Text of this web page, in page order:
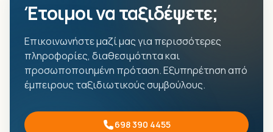
Έτοιμοι να ταξιδέψετε;
Επικοινωνήστε μαζί μας για περισσότερες
πληροφορίες, διαθεσιμότητα και
προσωποποιημένη πρόταση. Εξυπηρέτηση από
έμπειρους ταξιδιωτικούς συμβούλους.
698 390 4455